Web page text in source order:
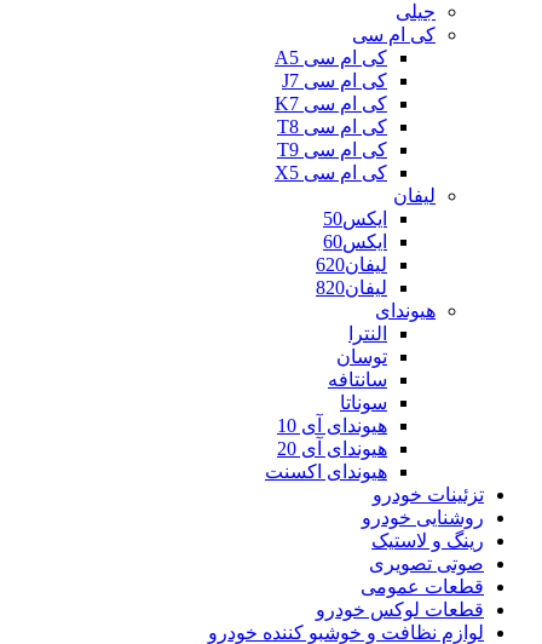
جیلی
کی ام سی
کی ام سی A5
کی ام سی J7
کی ام سی K7
کی ام سی T8
کی ام سی T9
کی ام سی X5
لیفان
ایکس50
ایکس60
لیفان620
لیفان820
هیوندای
النترا
توسان
سانتافه
سوناتا
هیوندای آی 10
هیوندای آی 20
هیوندای اکسنت
تزئینات خودرو
روشنایی خودرو
رینگ و لاستیک
صوتی تصویری
قطعات عمومی
قطعات لوکس خودرو
لوازم نظافت و خوشبو کننده خودرو